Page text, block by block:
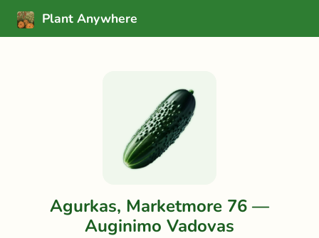
Plant Anywhere
Agurkas, Marketmore 76 —
Auginimo Vadovas